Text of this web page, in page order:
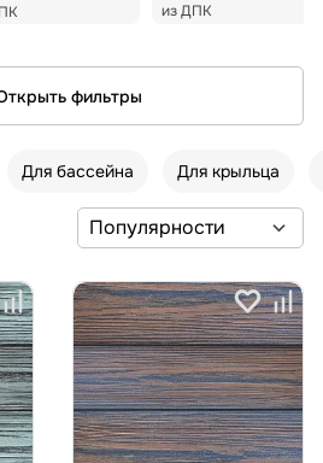
из ДПК
фильтры
Для бассейна Для крыльца